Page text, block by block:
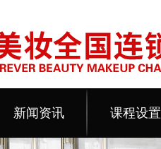
新闻资讯 课程设置